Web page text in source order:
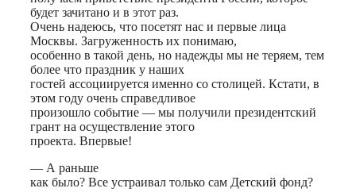
будет зачитано и в этот раз.
Очень надеюсь, что посетят нас и первые лица
Москвы. Загруженность их понимаю,
особенно в такой день, но надежды мы не теряем, тем
более что праздник у наших
гостей ассоциируется именно со столицей. Кстати, в
этом году очень справедливое
произошло событие — мы получили президентский
грант на осуществление этого
проекта. Впервые!
— А раньше
как было? Все устраивал только сам Детский фонд?